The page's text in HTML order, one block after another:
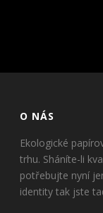
O NÁS
Ekologické
trhu. Sháníte-li
potřebujte nyní
identity tak jste